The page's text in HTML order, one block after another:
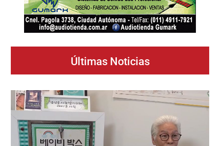
Últimas Noticias